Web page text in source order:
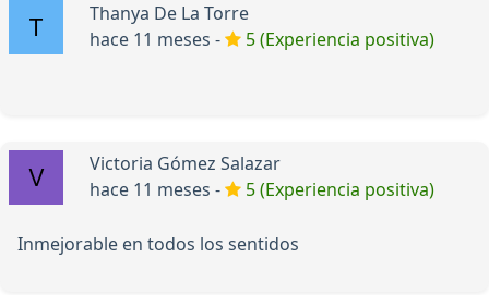
Thanya De La Torre
hace 11 meses -
5 (Experiencia positiva)
Victoria Gómez Salazar
hace 11 meses -
5 (Experiencia positiva)
Inmejorable en todos los sentidos